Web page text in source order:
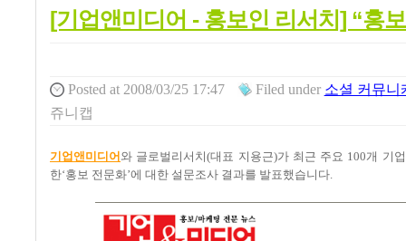
[기업앤미디어 - 홍보인 리서치] “홍
Posted at 2008/03/25 17:47 Filed under 소셜 커뮤니
쥬니캡
기업앤미디어 와 글로벌리서치(대표 지용근)가 최근 주요 100개 기
한‘홍보 전문화’에 대한 설문조사 결과를 발표했습니다.